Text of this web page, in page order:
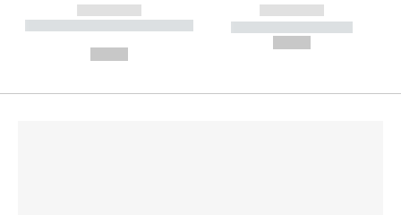
------------
----------- ----------- --------
------------
----------- -----------